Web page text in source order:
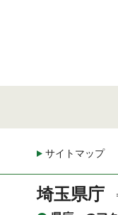
サイトマップ
埼玉県庁